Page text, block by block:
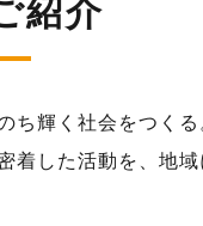
紹介
ち輝く社会をつくる
した活動を、地